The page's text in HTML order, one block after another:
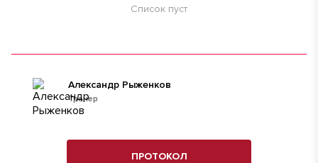
Список пуст
Тренер
Александр Рыженков
ПРОТОКОЛ